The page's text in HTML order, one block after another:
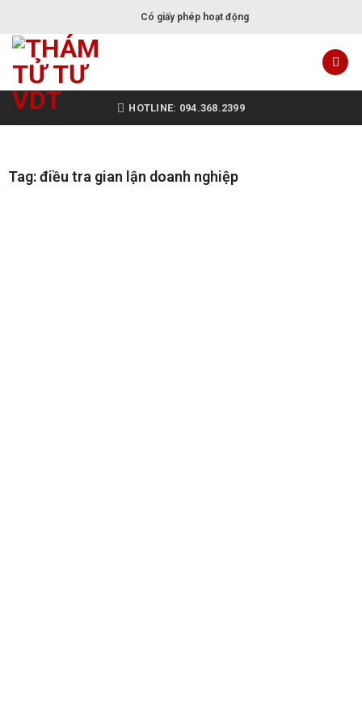
Có giấy phép hoạt động
HOTLINE: 094.368.2399
Tag: điều tra gian lận doanh nghiệp